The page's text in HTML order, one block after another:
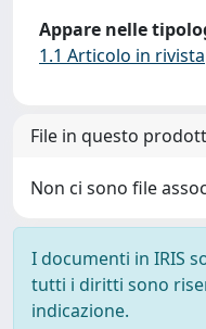
Appare nelle
1.1 Articolo in rivista
File in questo
Non ci sono file
I documenti in IRIS
tutti i diritti sono
indicazione.